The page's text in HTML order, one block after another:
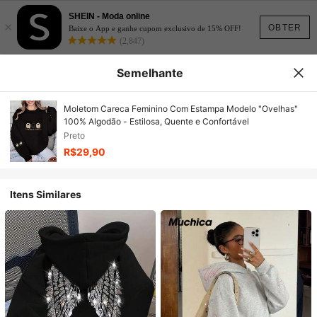
OBTER
×
SHEIN - Moda online
Baixe o App e ganhe cupom exclusivo de 15% OFF!
(2,847)
Semelhante
Moletom Careca Feminino Com Estampa Modelo "Ovelhas"
100% Algodão - Estilosa, Quente e Confortável
Preto
R$29,90
Itens Similares